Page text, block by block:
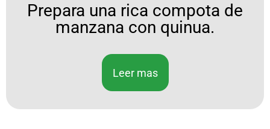
Prepara una rica compota de
manzana con quinua.
Leer mas